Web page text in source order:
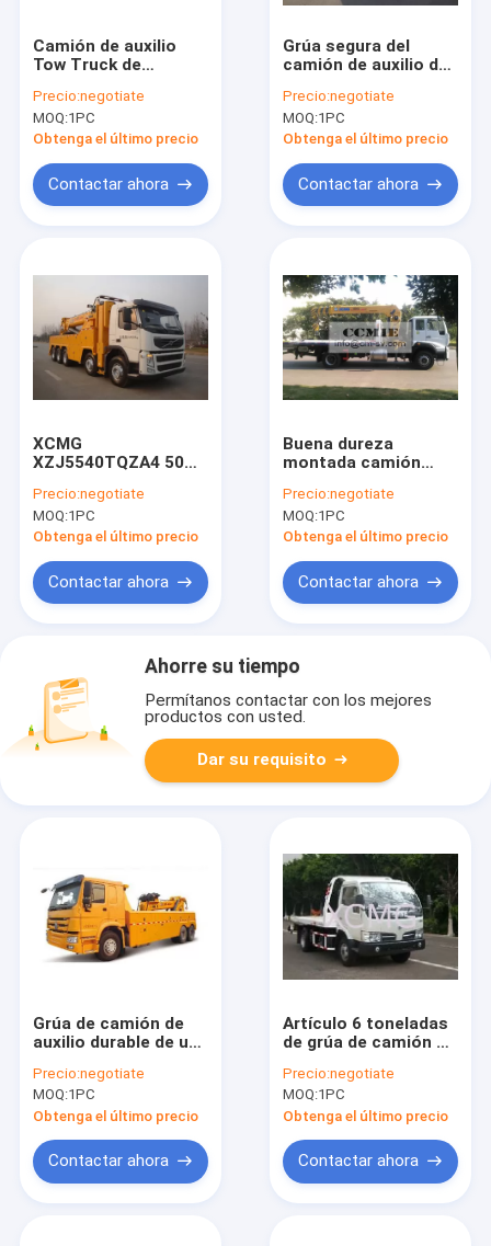
Camión de auxilio
Tow Truck de
Precio:negotiate
MOQ:1PC
Obtenga el último precio
Contactar ahora
Grúa segura del
camión de auxilio del
camión de auxilio del
camino 40KN con 1
torno
Precio:negotiate
MOQ:1PC
Obtenga el último precio
Contactar ahora
XCMG
XZJ5540TQZA4 50
camión de auxilio
Precio:negotiate
MOQ:1PC
Obtenga el último precio
Contactar ahora
Buena dureza
montada camión
grúa con la
plataforma Xcmg
Sq8sk3q
Precio:negotiate
MOQ:1PC
Obtenga el último precio
Contactar ahora
Ahorre su tiempo
Permítanos contactar con los mejores
productos con usted.
Dar su requisito
Grúa de camión de
auxilio durable de una
camión de la
recuperación de la
avería para tratar
accidentes del
vehículo
Precio:negotiate
MOQ:1PC
Obtenga el último precio
Contactar ahora
Artículo 6 toneladas
de grúa de camión de
de la recuperación de
la avería para las
condiciones del
rescate
Precio:negotiate
MOQ:1PC
Obtenga el último precio
Contactar ahora